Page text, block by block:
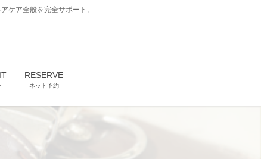
ケア全般を完全サポート。
RESERVE
ネット予約